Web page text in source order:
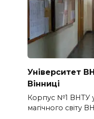
Університет
Вінниці
Корпус №1 ВНТУ
магічного світу